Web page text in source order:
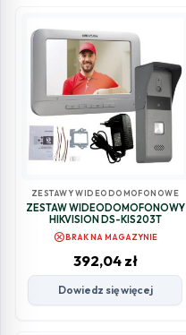
ZESTAWY WIDEODOMOFONOWE
ZESTAW WIDEODOMOFONOWY
HIKVISION DS-KIS203T
cancelBRAK NA MAGAZYNIE
392,04 zł
Dowiedz się więcej